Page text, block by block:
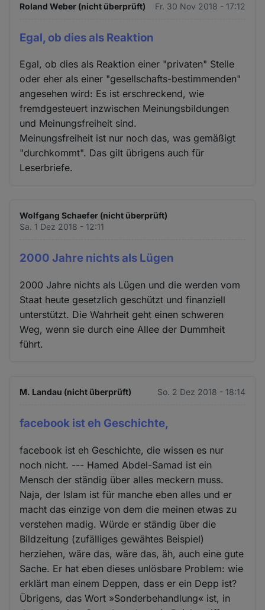
Roland Weber (nicht überprüft) Fr. 30 Nov 2018 - 17:12
Egal, ob dies als Reaktion
Egal, ob dies als Reaktion einer "privaten" Stelle
oder eher als einer "gesellschafts-bestimmenden"
angesehen wird: Es ist erschreckend, wie
fremdgesteuert inzwischen Meinungsbildungen
und Meinungsfreiheit sind.
Meinungsfreiheit ist nur noch das, was gemäßigt
"durchkommt". Das gilt übrigens auch für
Leserbriefe.
Wolfgang Schaefer (nicht überprüft)
Sa. 1 Dez 2018 - 12:11
2000 Jahre nichts als Lügen
2000 Jahre nichts als Lügen und die werden vom
Staat heute gesetzlich geschützt und finanziell
unterstützt. Die Wahrheit geht einen schweren
Weg, wenn sie durch eine Allee der Dummheit
führt.
M. Landau (nicht überprüft) So. 2 Dez 2018 - 18:14
facebook ist eh Geschichte,
facebook ist eh Geschichte, die wissen es nur
noch nicht. --- Hamed Abdel-Samad ist ein
Mensch der ständig über alles meckern muss.
Naja, der Islam ist für manche eben alles und er
macht das einzige von dem die meinen etwas zu
verstehen madig. Würde er ständig über die
Bildzeitung (zufälliges gewähtes Beispiel)
herziehen, wäre das, wäre das, äh, auch eine gute
Sache. Er hat eben dieses unlösbare Problem: wie
erklärt man einem Deppen, dass er ein Depp ist?
Übrigens, das Wort »Sonderbehandlung« ist, in